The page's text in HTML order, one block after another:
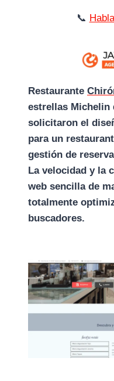
📞
Restaurante
estrellas Michelin
solicitaron el
para un
gestión de
La velocidad y la
web sencilla de
totalmente
buscadores.